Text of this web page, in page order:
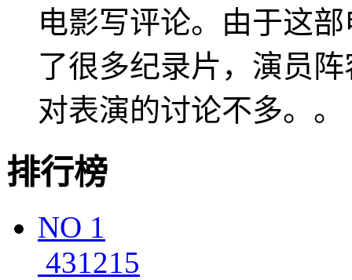
电影写评论。由于这
了很多纪录片，演员
对表演的讨论不多。。
排行榜
NO 1
431215